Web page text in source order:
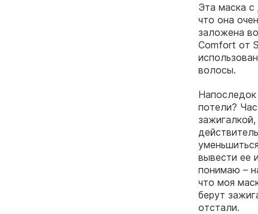
Эта маска
что она
заложена
Comfort от
волосы.
Напоследок
потели?
вывести ее
понимаю –
что моя
берут
отстали.